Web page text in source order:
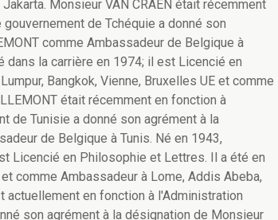
Monsieur VAN CRAEN était récemment
de Tchéquie a donné son
comme Ambassadeur de Belgique à
dans la carrière en 1974; il est Licencié en
Bangkok, Vienne, Bruxelles UE et comme
était récemment en fonction à
de Tunisie a donné son agrément à la
de Belgique à Tunis. Né en 1943,
Licencié en Philosophie et Lettres. Il a été en
comme Ambassadeur à Lome, Addis Abeba,
actuellement en fonction à l'Administration
son agrément à la désignation de Monsieur